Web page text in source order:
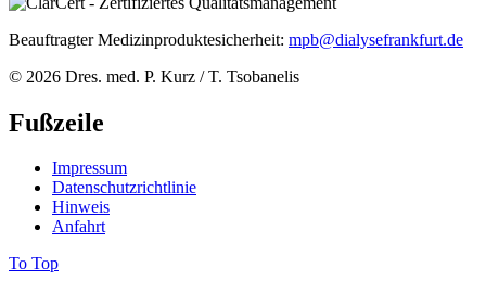
Beauftragter Medizinproduktesicherheit: mpb@dialysefrankfurt.de
© 2026 Dres. med. P. Kurz / T. Tsobanelis
Fußzeile
Impressum
Datenschutzrichtlinie
Hinweis
Anfahrt
To Top